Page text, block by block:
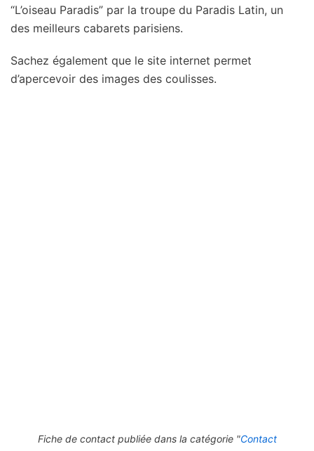
“L’oiseau Paradis” par la troupe du Paradis Latin, un
des meilleurs cabarets parisiens.
Sachez également que le site internet permet
d’apercevoir des images des coulisses.
Fiche de contact publiée dans la catégorie "Contact